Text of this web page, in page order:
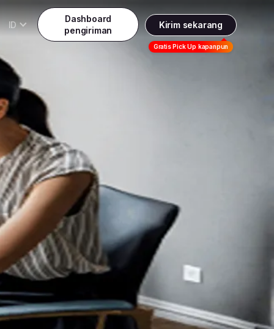
ID
English
Dashboard
pengiriman
Kirim sekarang
Gratis Pick Up kapanpun